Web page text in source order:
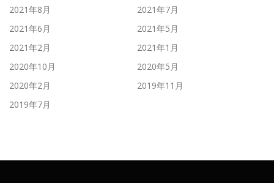
2021年8月
2021年7月
2021年6月
2021年5月
2021年2月
2021年1月
2020年10月
2020年5月
2020年2月
2019年11月
2019年7月